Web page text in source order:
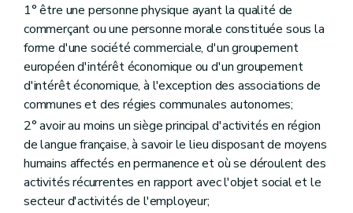
1° être une personne physique ayant la qualité de
commerçant ou une personne morale constituée sous la
forme d'une société commerciale, d'un groupement
européen d'intérêt économique ou d'un groupement
d'intérêt économique, à l'exception des associations de
communes et des régies communales autonomes;
2° avoir au moins un siège principal d'activités en région
de langue française, à savoir le lieu disposant de moyens
humains affectés en permanence et où se déroulent des
activités récurrentes en rapport avec l'objet social et le
secteur d'activités de l'employeur;